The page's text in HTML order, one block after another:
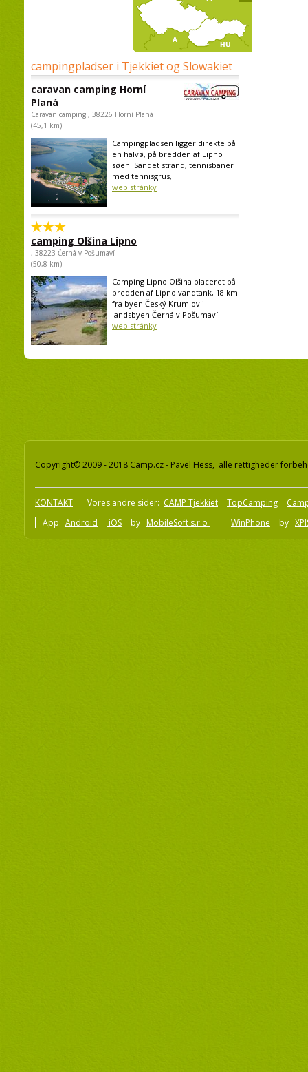
campingpladser i Tjekkiet og Slowakiet
caravan camping Horní
Planá
Caravan camping , 38226 Horní Planá
(45,1 km)
Campingpladsen ligger direkte på
en halvø, på bredden af Lipno
søen. Sandet strand, tennisbaner
med tennisgrus,...
web stránky
camping Olšina Lipno
, 38223 Černá v Pošumaví
(50,8 km)
Camping Lipno Olšina placeret på
bredden af Lipno vandtank, 18 km
fra byen Český Krumlov i
landsbyen Černá v Pošumaví....
web stránky
Copyright© 2009 - 2018 Camp.cz - Pavel Hess, alle rettigheder
KONTAKT Vores andre sider: CAMP Tjekkiet TopCamping
App: Android iOS by MobileSoft s.r.o WinPhone by